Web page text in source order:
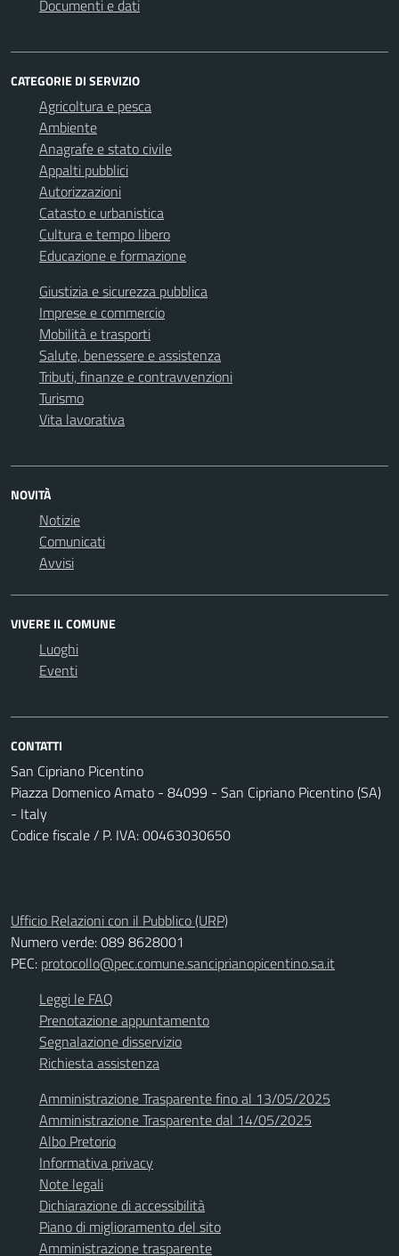
Documenti e dati
CATEGORIE DI SERVIZIO
Agricoltura e pesca
Ambiente
Anagrafe e stato civile
Appalti pubblici
Autorizzazioni
Catasto e urbanistica
Cultura e tempo libero
Educazione e formazione
Giustizia e sicurezza pubblica
Imprese e commercio
Mobilità e trasporti
Salute, benessere e assistenza
Tributi, finanze e contravvenzioni
Turismo
Vita lavorativa
NOVITÀ
Notizie
Comunicati
Avvisi
VIVERE IL COMUNE
Luoghi
Eventi
CONTATTI
San Cipriano Picentino
Piazza Domenico Amato - 84099 - San Cipriano Picentino (SA)
- Italy
Codice fiscale / P. IVA: 00463030650
Ufficio Relazioni con il Pubblico (URP)
Numero verde: 089 8628001
PEC: protocollo@pec.comune.sanciprianopicentino.sa.it
Leggi le FAQ
Prenotazione appuntamento
Segnalazione disservizio
Richiesta assistenza
Amministrazione Trasparente fino al 13/05/2025
Amministrazione Trasparente dal 14/05/2025
Albo Pretorio
Informativa privacy
Note legali
Dichiarazione di accessibilità
Piano di miglioramento del sito
Amministrazione trasparente